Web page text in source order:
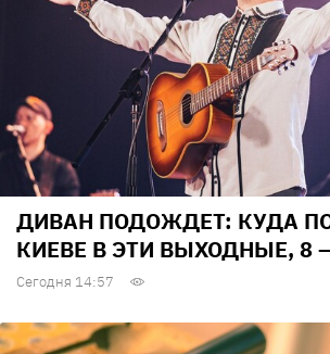
ДИВАН ПОДОЖДЕТ: КУДА
КИЕВЕ В ЭТИ ВЫХОДНЫЕ, 8
Сегодня 14:57